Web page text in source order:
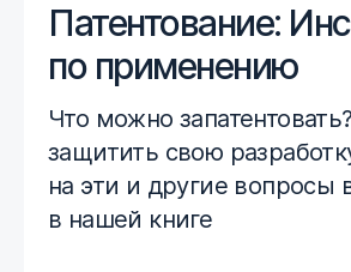
Патентование:
по применению
Что можно
защитить свою
на эти и другие вопросы
в нашей книге